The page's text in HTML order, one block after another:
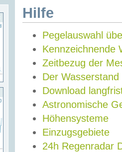
Hilfe
Pegelauswahl
Kennzeichnende
Zeitbezug der
Der Wasserstand
Download
Astronomische
Höhensysteme
Einzugsgebiete
24h Regenradar